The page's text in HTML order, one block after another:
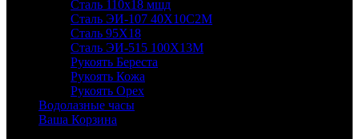
Сталь 110х18 мшд
Сталь ЭИ-107 40Х10С2М
Сталь 95Х18
Сталь ЭИ-515 100Х13М
Рукоять Береста
Рукоять Кожа
Рукоять Орех
Водолазные часы
Ваша Корзина